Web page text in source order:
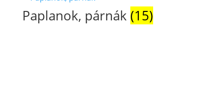
Paplanok, párnák (15)